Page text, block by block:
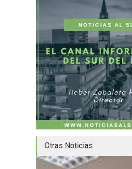
Otras Noticias